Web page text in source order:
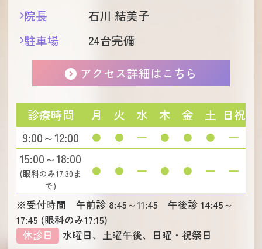
院長
石川 結美子
駐車場
24台完備
アクセス詳細はこちら
※受付時間 午前診 8:45～11:45 午後診 14:45～
17:45 (眼科のみ17:15)
休診日
水曜日、土曜午後、日曜・祝祭日
診療時間 月 火 水 木 金 土 日祝
9:00～12:00
● ● ━ ● ● ● ━
15:00～18:00
(眼科のみ17:30ま
で)
● ● ━ ● ● ━ ━